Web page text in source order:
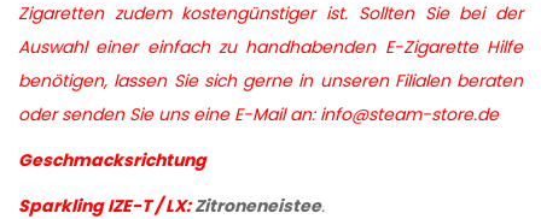
Zigaretten zudem kostengünstiger ist. Sollten Sie bei der
Auswahl einer einfach zu handhabenden E-Zigarette Hilfe
benötigen, lassen Sie sich gerne in unseren Filialen beraten
oder senden Sie uns eine E-Mail an: info@steam-store.de
Geschmacksrichtung
Sparkling IZE-T / LX:Zitroneneistee.